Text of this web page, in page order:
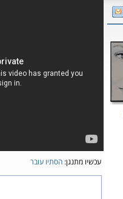
עכשיו מתנגן: הסתיו עובר